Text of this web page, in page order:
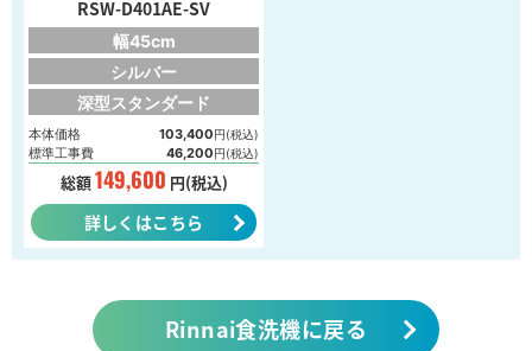
RSW-D401AE-SV
幅45cm
シルバー
深型スタンダード
本体価格 103,400円(税込)
標準工事費 46,200円(税込)
総額149,600 円(税込)
詳しくはこちら
Rinnai食洗機に戻る